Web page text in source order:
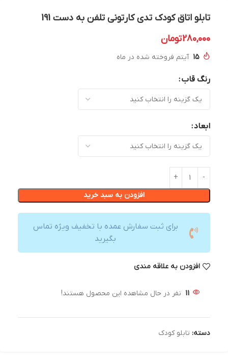
تابلو اتاق کودک تدی کارتونی تلفن به دست 191
280,000تومان
15 آیتم فروخته شده در ماه
رنگ قاب
ابعاد
افزودن به سبد خرید
برای ثبت سفارش عمده با تخفیف ویژه تماس
بگیرید
افزودن به علاقه مندی
11 نفر در حال مشاهده این محصول هستند!
دسته: تابلو کودک